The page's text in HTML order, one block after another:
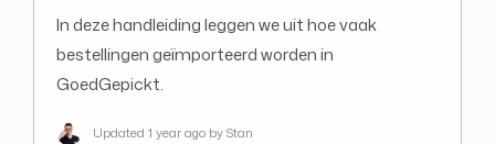
In deze handleiding leggen we uit hoe vaak
bestellingen geïmporteerd worden in
GoedGepickt.
Updated 1 year ago by Stan